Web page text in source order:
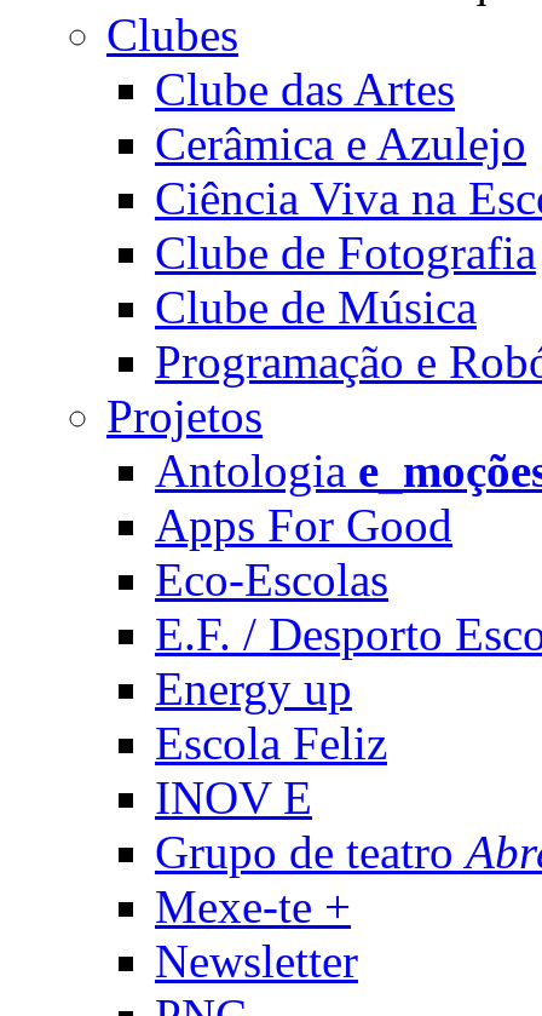
Clubes
Clube das Artes
Cerâmica e Azulejo
Ciência Viva na
Clube de Fotografia
Clube de Música
Programação e
Projetos
Antologia
Apps For Good
Eco-Escolas
E.F. / Desporto
Energy up
Escola Feliz
INOV E
Grupo de teatro
Mexe-te +
Newsletter